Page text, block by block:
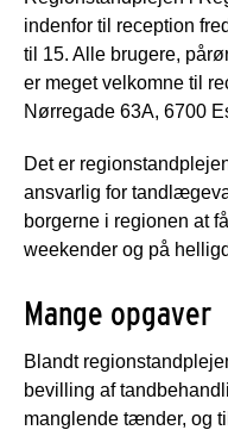
indenfor til reception
til 15. Alle brugere,
er meget velkomne til
Nørregade 63A, 6700
Det er
ansvarlig for
borgerne i regionen at
weekender og på
Mange opgaver
Blandt
bevilling af
manglende tænder, og